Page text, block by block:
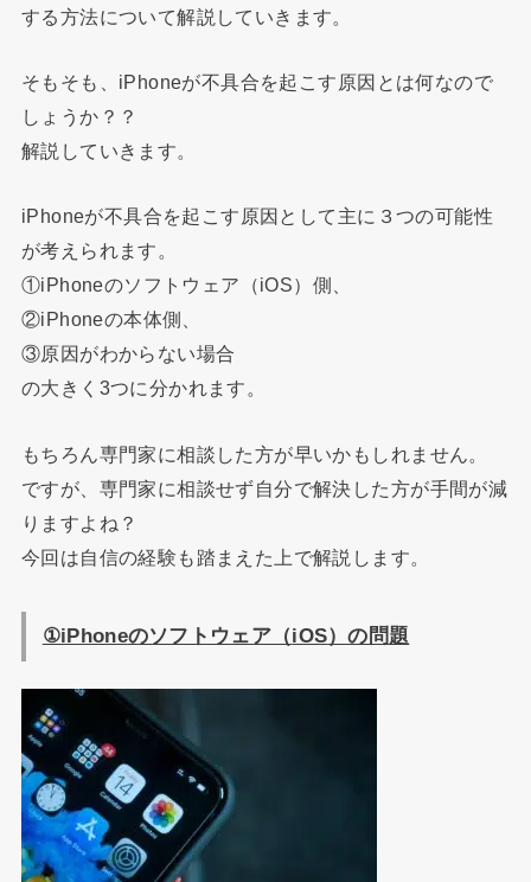
する方法について解説していきます。
そもそも、iPhoneが不具合を起こす原因とは何なので
しょうか？？
解説していきます。
iPhoneが不具合を起こす原因として主に３つの可能性
が考えられます。
①iPhoneのソフトウェア（iOS）側、
②iPhoneの本体側、
③原因がわからない場合
の大きく3つに分かれます。
もちろん専門家に相談した方が早いかもしれません。
ですが、専門家に相談せず自分で解決した方が手間が減
りますよね？
今回は自信の経験も踏まえた上で解説します。
①iPhoneのソフトウェア（iOS）の問題